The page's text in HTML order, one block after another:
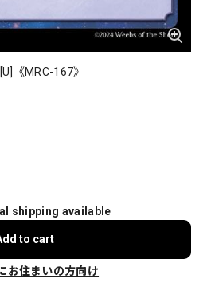
《MRC-167》
shipping available
to cart
お住まいの方向け